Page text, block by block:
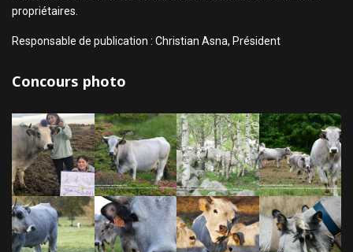
propriétaires.
Responsable de publication : Christian Asna, Président
Concours photo